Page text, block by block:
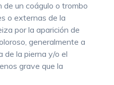
un coágulo o trombo
o externas de la
por la aparición de
generalmente a
de la pierna y/o el
grave que la